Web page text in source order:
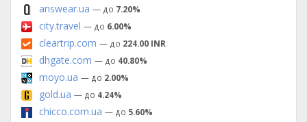
answear.ua — до 7.20%
city.travel — до 6.00%
cleartrip.com — до 224.00 INR
dhgate.com — до 40.80%
moyo.ua — до 2.00%
gold.ua — до 4.24%
chicco.com.ua — до 5.60%